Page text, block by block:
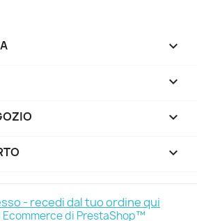


keyboard_arrow_down

- recedi dal tuo ordine qui
di PrestaShop™